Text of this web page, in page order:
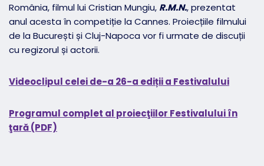
România, filmul lui Cristian Mungiu, R.M.N., prezentat
anul acesta în competiție la Cannes. Proiecțiile filmului
de la București și Cluj-Napoca vor fi urmate de discuții
cu regizorul și actorii.
Videoclipul celei de-a 26-a ediții a Festivalului
Programul complet al proiecţiilor Festivalului în
ţară (PDF)